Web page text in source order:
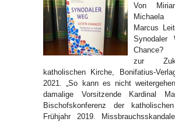
Von
Michaela
Marcus
Synodaler
Chance?
zur
katholischen Kirche, Bonifatius-
2021. „So kann es nicht
damalige Vorsitzende Kardinal
Bischofskonferenz der
Frühjahr 2019.